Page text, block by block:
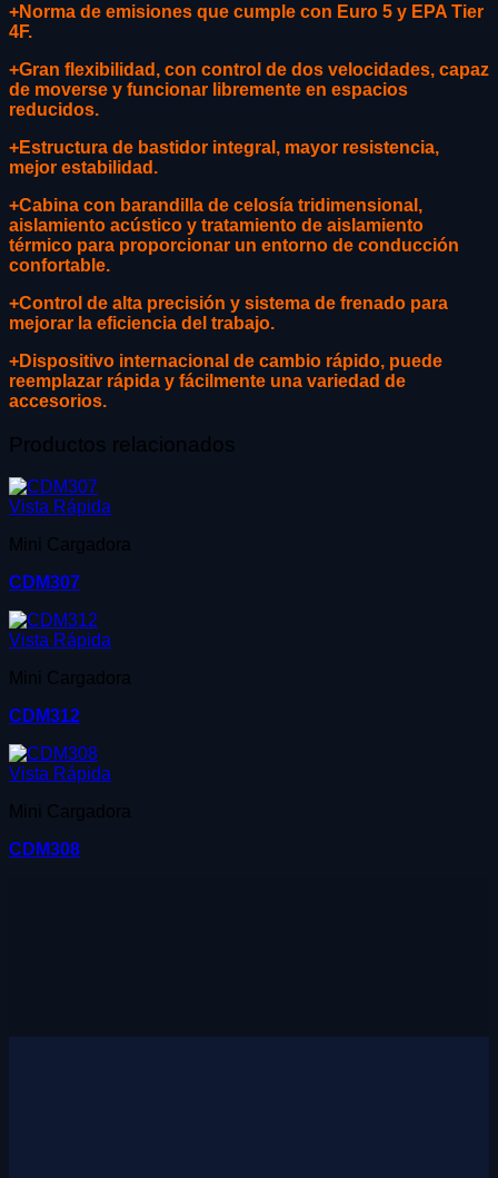
+Norma de emisiones que cumple con Euro 5 y EPA Tier
4F.
+Gran flexibilidad, con control de dos velocidades, capaz
de moverse y funcionar libremente en espacios
reducidos.
+Estructura de bastidor integral, mayor resistencia,
mejor estabilidad.
+Cabina con barandilla de celosía tridimensional,
aislamiento acústico y tratamiento de aislamiento
térmico para proporcionar un entorno de conducción
confortable.
+Control de alta precisión y sistema de frenado para
mejorar la eficiencia del trabajo.
+Dispositivo internacional de cambio rápido, puede
reemplazar rápida y fácilmente una variedad de
accesorios.
Productos relacionados
Vista Rápida
Mini Cargadora
CDM307
Vista Rápida
Mini Cargadora
CDM312
Vista Rápida
Mini Cargadora
CDM308